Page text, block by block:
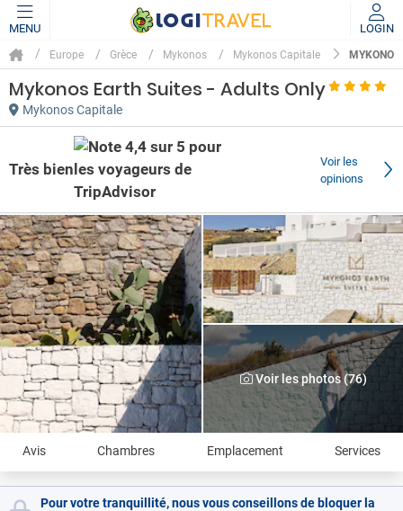
MENU LOGIN
Europe Grèce Mykonos Mykonos Capitale MYKONOS
Mykonos Earth Suites - Adults Only
Mykonos Capitale
Très bien
Voir les
opinions
Voir les photos (76)
Avis Chambres Emplacement Services
Pour votre tranquillité, nous vous conseillons de bloquer la